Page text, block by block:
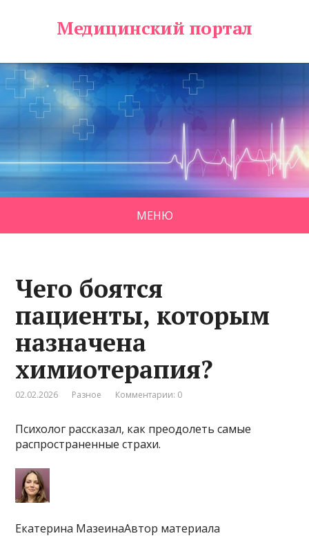
Медицинский портал
МЕНЮ
Чего боятся
пациенты, которым
назначена
химиотерапия?
02.02.2026 Разное Комментарии: 0
Психолог рассказал, как преодолеть самые
распространенные страхи.
Екатерина МазеинаАвтор материала